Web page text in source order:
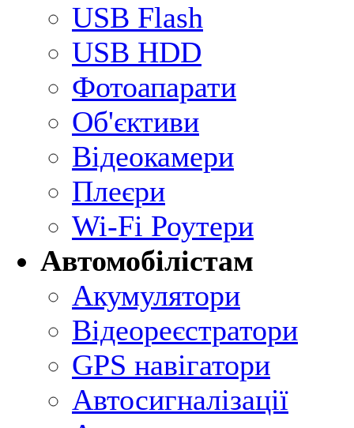
USB Flash
USB HDD
Фотоапарати
Об'єктиви
Відеокамери
Плеєри
Wi-Fi Роутери
Автомобілістам
Акумулятори
Відеореєстратори
GPS навігатори
Автосигналізації